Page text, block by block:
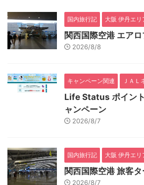
国内旅行記 大阪 伊丹エリ
関西国際空港 エア
2026/8/8
キャンペーン関連 ＪＡＬ
Life Status ポイン
ャンペーン
2026/8/7
国内旅行記 大阪 伊丹エリ
関西国際空港 旅客
2026/8/7